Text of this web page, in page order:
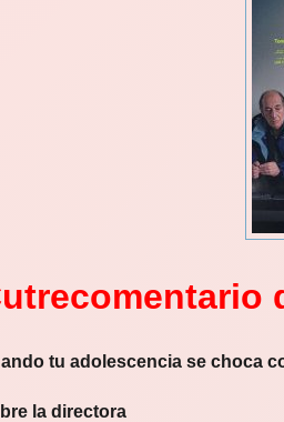
tu adolescencia se choca
la directora